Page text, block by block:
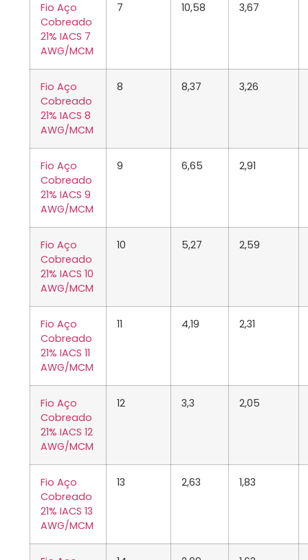
Fio Aço
Cobreado
21% IACS 7
AWG/MCM
7 10,58 3,67
Fio Aço
Cobreado
21% IACS 8
AWG/MCM
8 8,37 3,26
Fio Aço
Cobreado
21% IACS 9
AWG/MCM
9 6,65 2,91
Fio Aço
Cobreado
21% IACS 10
AWG/MCM
10 5,27 2,59
Fio Aço
Cobreado
21% IACS 11
AWG/MCM
11 4,19 2,31
Fio Aço
Cobreado
21% IACS 12
AWG/MCM
12 3,3 2,05
Fio Aço
Cobreado
21% IACS 13
AWG/MCM
13 2,63 1,83